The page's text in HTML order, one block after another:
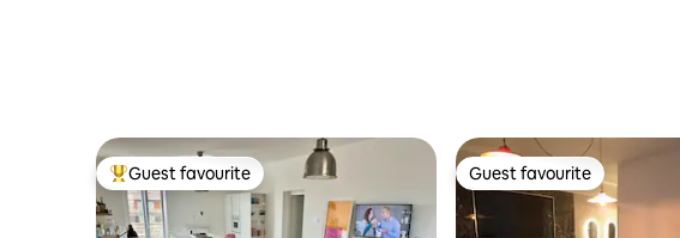
Top guest favourite
Guest favourite Guest favourite
Guest favourite